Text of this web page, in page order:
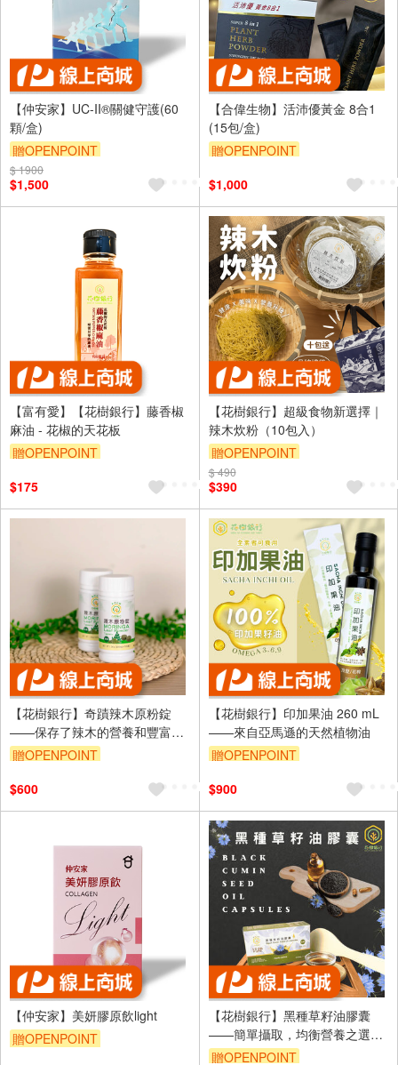
【仲安家】UC-II®關健守護(60
顆/盒)
贈OPENPOINT
$ 1900
$1,500
【合偉生物】活沛優黃金 8合1
(15包/盒)
贈OPENPOINT
$1,000
【富有愛】【花樹銀行】藤香椒
麻油 - 花椒的天花板
贈OPENPOINT
$175
【花樹銀行】超級食物新選擇｜
辣木炊粉（10包入）
贈OPENPOINT
$ 490
$390
【花樹銀行】奇蹟辣木原粉錠
——保存了辣木的營養和豐富的
葉綠素
贈OPENPOINT
$600
【花樹銀行】印加果油 260 mL
——來自亞馬遜的天然植物油
贈OPENPOINT
$900
【仲安家】美妍膠原飲light
贈OPENPOINT
【花樹銀行】黑種草籽油膠囊
——簡單攝取，均衡營養之選，
健康生活之鑰
贈OPENPOINT